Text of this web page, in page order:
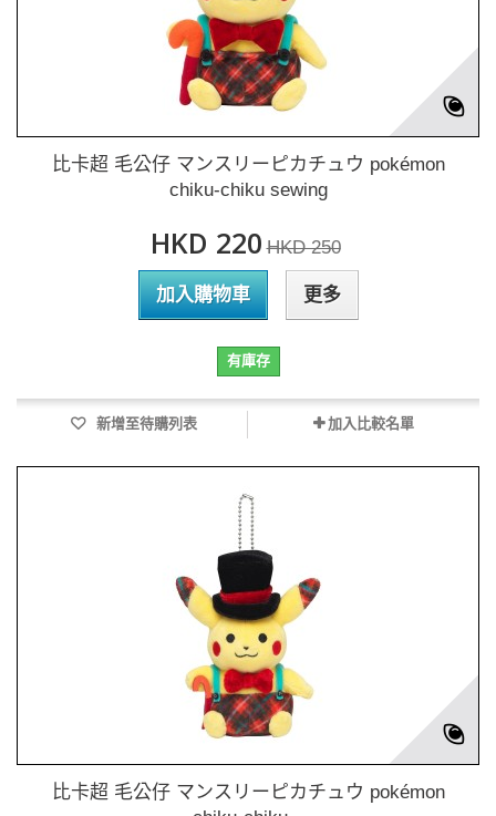
比卡超 毛公仔 マンスリーピカチュウ pokémon
chiku-chiku sewing
HKD 220 HKD 250
加入購物車 更多
有庫存
新增至待購列表 加入比較名單
比卡超 毛公仔 マンスリーピカチュウ pokémon